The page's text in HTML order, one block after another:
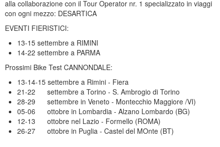
alla collaborazione con il Tour Operator nr. 1 specializzato in viaggi
con ogni mezzo: DESARTICA
EVENTI FIERISTICI:
13-15 settembre a RIMINI
14-22 settembre a PARMA
Prossimi Bike Test CANNONDALE:
13-14-15 settembre a Rimini - Fiera
21-22 settembre a Torino - S. Ambrogio di Torino
28-29 settembre in Veneto - Montecchio Maggiore /VI)
05-06 ottobre in Lombardia - Alzano Lombardo (BG)
12-13 ottobre nel Lazio - Formello (ROMA)
26-27 ottobre in Puglia - Castel del MOnte (BT)